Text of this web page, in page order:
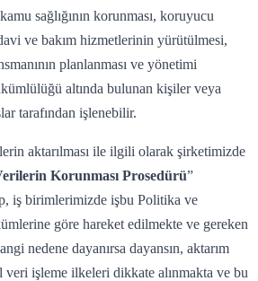
sağlığının korunması, koruyucu
ve bakım hizmetlerinin yürütülmesi,
planlanması ve yönetimi
altında bulunan kişiler veya
tarafından işlenebilir.
aktarılması ile ilgili olarak şirketimizde
Korunması Prosedürü”
iş birimlerimizde işbu Politika ve
göre hareket edilmekte ve gereken
nedene dayanırsa dayansın, aktarım
veri işleme ilkeleri dikkate alınmakta ve bu